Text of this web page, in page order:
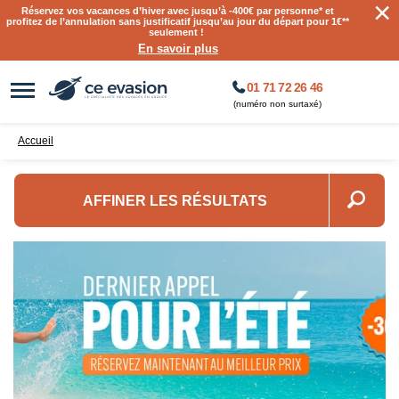
Réservez vos vacances d’hiver avec jusqu’à-400€ par personne* et
profitez de l’annulation sans justificatif jusqu’au jour du départ pour 1€**
seulement !
En savoir plus
×
01 71 72 26 46
(numéro non surtaxé)
Accueil
AFFINER LES RÉSULTATS